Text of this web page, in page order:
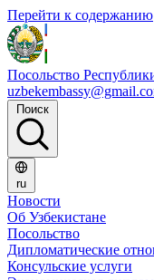
Перейти к содержанию
Посольство
Поиск
ru
Новости
Об Узбекистане
Посольство
Дипломатические
Консульские услуги